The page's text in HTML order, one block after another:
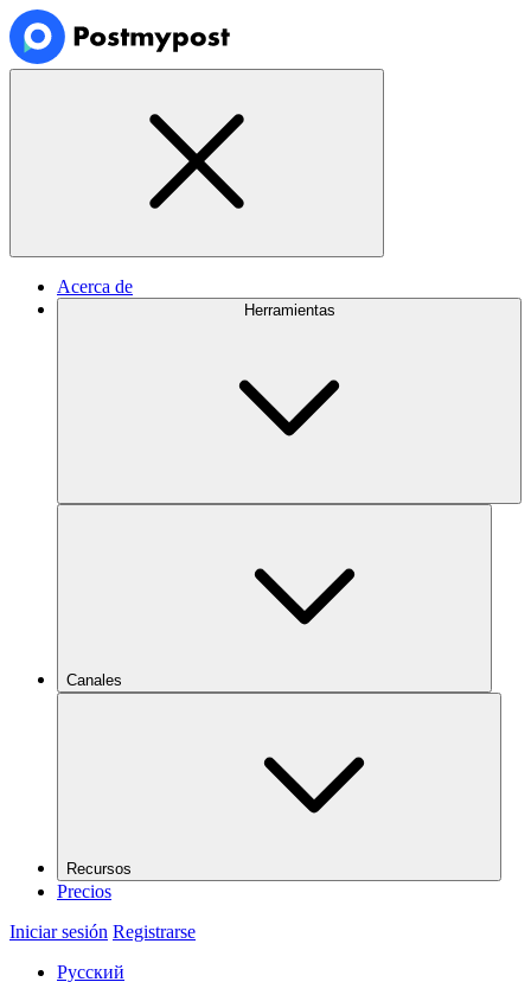
Acerca de
Herramientas
Canales
Recursos
Precios
Iniciar sesión Registrarse
Русский